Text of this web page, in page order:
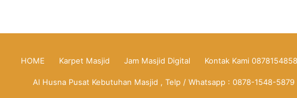
HOME Karpet Masjid Jam Masjid Digital Kontak Kami
Al Husna Pusat Kebutuhan Masjid , Telp / Whatsapp : 0878-1548-5879